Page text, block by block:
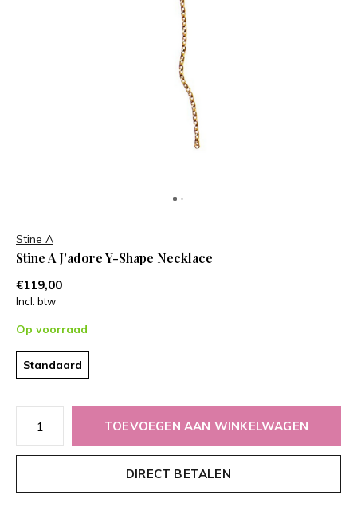
Stine A
Stine A J'adore Y-Shape Necklace
€119,00
Incl. btw
Op voorraad
Standaard
TOEVOEGEN AAN WINKELWAGEN
DIRECT BETALEN